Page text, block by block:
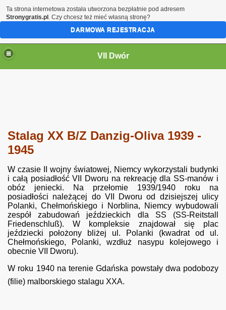
VII Dwór
Stalag XX B/Z Danzig-Oliva 1939 -
1945
W czasie II wojny światowej, Niemcy wykorzystali budynki
i całą posiadłość VII Dworu na rekreację dla SS-manów i
obóz jeniecki. Na przełomie 1939/1940 roku na
posiadłości należącej do VII Dworu od dzisiejszej ulicy
Polanki, Chełmońskiego i Norblina, Niemcy wybudowali
zespół zabudowań jeździeckich dla SS (SS-Reitstall
Friedenschluß). W kompleksie znajdował się plac
jeździecki położony bliżej ul. Polanki (kwadrat od ul.
Chełmońskiego, Polanki, wzdłuż nasypu kolejowego i
obecnie VII Dworu).
W roku 1940 na terenie Gdańska powstały dwa podobozy
(filie) malborskiego stalagu XXA.
Ta strona internetowa została utworzona bezpłatnie pod adresem
Stronygratis.pl . Czy chcesz też mieć własną stronę?
DARMOWA REJESTRACJA